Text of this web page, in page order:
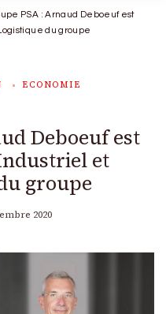
PSA : Arnaud Deboeuf est
du groupe
ECONOMIE
Deboeuf est
et
groupe
2020